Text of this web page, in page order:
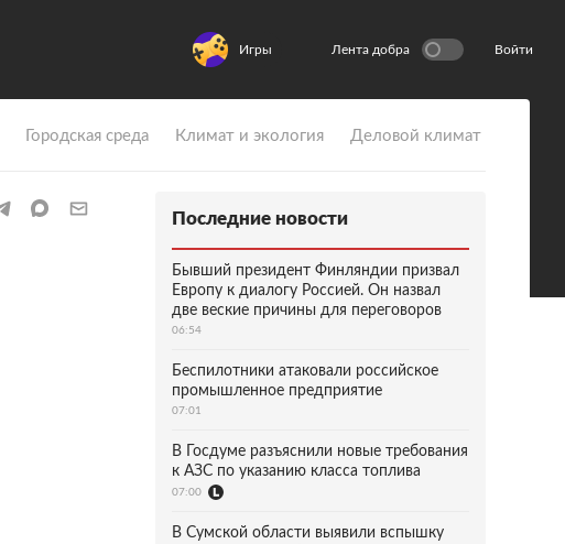
Игры Лента добра Войти
Городская среда Климат и экология Деловой климат
Последние новости
Бывший президент Финляндии призвал
Европу к диалогу Россией. Он назвал
две веские причины для переговоров
06:54
Беспилотники атаковали российское
промышленное предприятие
07:01
В Госдуме разъяснили новые требования
к АЗС по указанию класса топлива
07:00
В Сумской области выявили вспышку